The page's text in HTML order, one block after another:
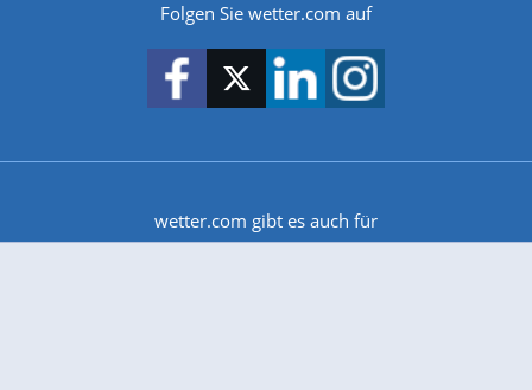
Folgen Sie wetter.com auf
wetter.com gibt es auch für